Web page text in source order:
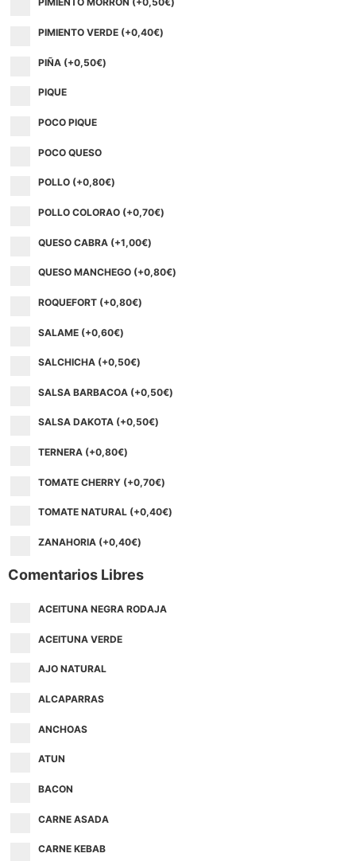
PIMIENTO VERDE (+0,40€)
PIÑA (+0,50€)
PIQUE
POCO PIQUE
POCO QUESO
POLLO (+0,80€)
POLLO COLORAO (+0,70€)
QUESO CABRA (+1,00€)
QUESO MANCHEGO (+0,80€)
ROQUEFORT (+0,80€)
SALAME (+0,60€)
SALCHICHA (+0,50€)
SALSA BARBACOA (+0,50€)
SALSA DAKOTA (+0,50€)
TERNERA (+0,80€)
TOMATE CHERRY (+0,70€)
TOMATE NATURAL (+0,40€)
ZANAHORIA (+0,40€)
Comentarios Libres
ACEITUNA NEGRA RODAJA
ACEITUNA VERDE
AJO NATURAL
ALCAPARRAS
ANCHOAS
ATUN
BACON
CARNE ASADA
CARNE KEBAB